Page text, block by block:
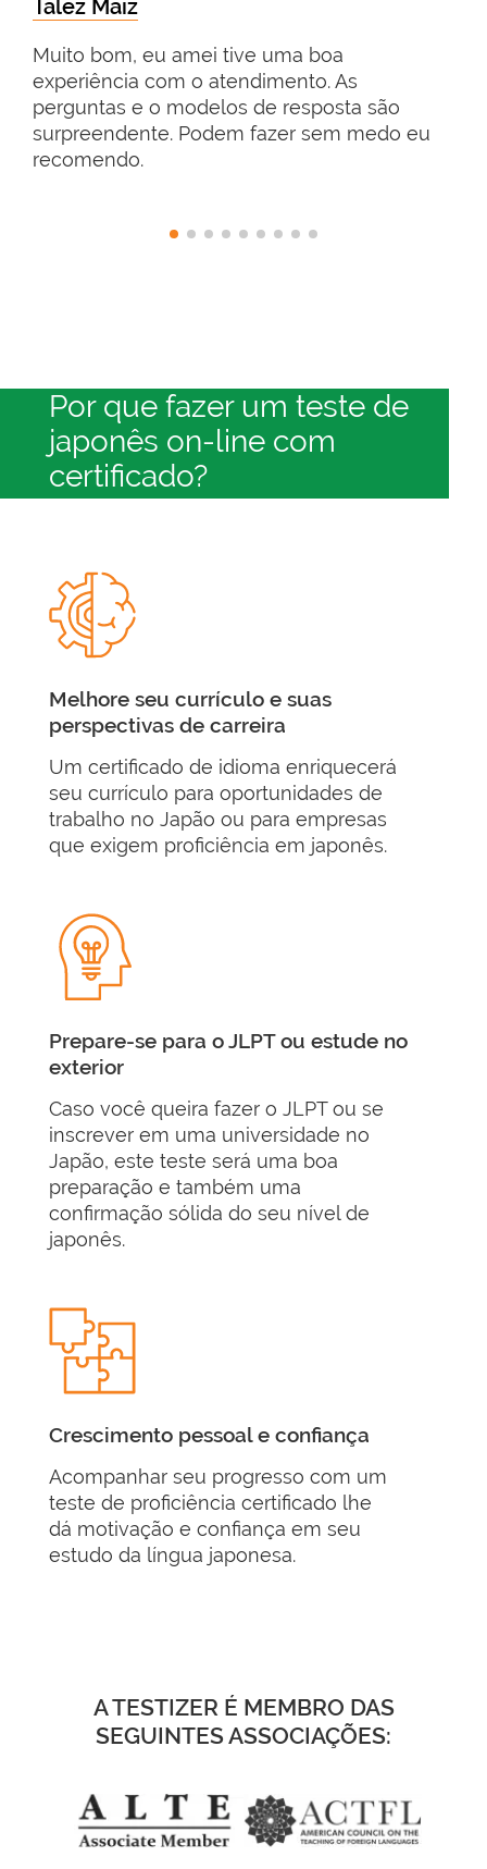
Talez Maiz
Muito bom, eu amei tive uma boa
experiência com o atendimento. As
perguntas e o modelos de resposta são
surpreendente. Podem fazer sem medo eu
recomendo.
Por que fazer um teste de
japonês on-line com
certificado?
Melhore seu currículo e suas
perspectivas de carreira
Um certificado de idioma enriquecerá
seu currículo para oportunidades de
trabalho no Japão ou para empresas
que exigem proficiência em japonês.
Prepare-se para o JLPT ou estude no
exterior
Caso você queira fazer o JLPT ou se
inscrever em uma universidade no
Japão, este teste será uma boa
preparação e também uma
confirmação sólida do seu nível de
japonês.
Crescimento pessoal e confiança
Acompanhar seu progresso com um
teste de proficiência certificado lhe
dá motivação e confiança em seu
estudo da língua japonesa.
A TESTIZER É MEMBRO DAS
SEGUINTES ASSOCIAÇÕES: